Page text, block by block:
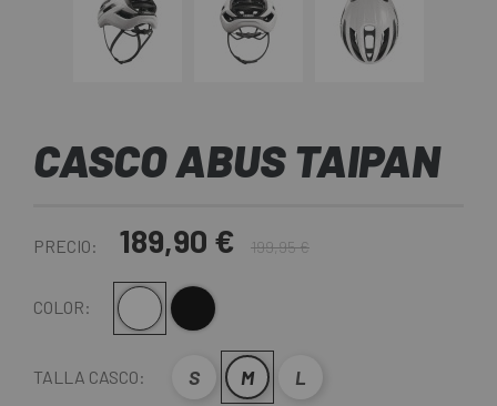
CASCO ABUS TAIPAN
PRECIO: 189,90 € 199,95 €
COLOR: BlancoNegro Mate
TALLA CASCO: S M L